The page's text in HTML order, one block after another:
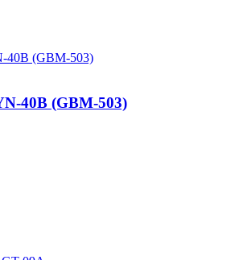
40B (GBM-503)